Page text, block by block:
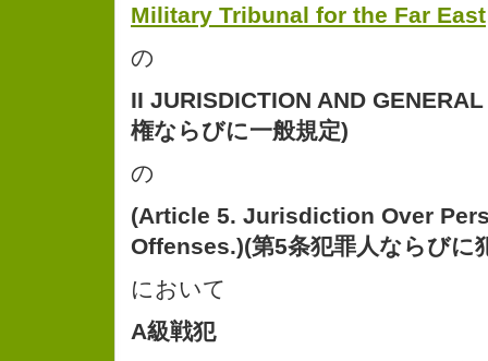
Military Tribunal for the Far East
の
II JURISDICTION AND
権ならびに一般規定)
の
(Article 5. Jurisdiction Over
Offenses.)(第5条犯罪人ならびに
において
A級戦犯